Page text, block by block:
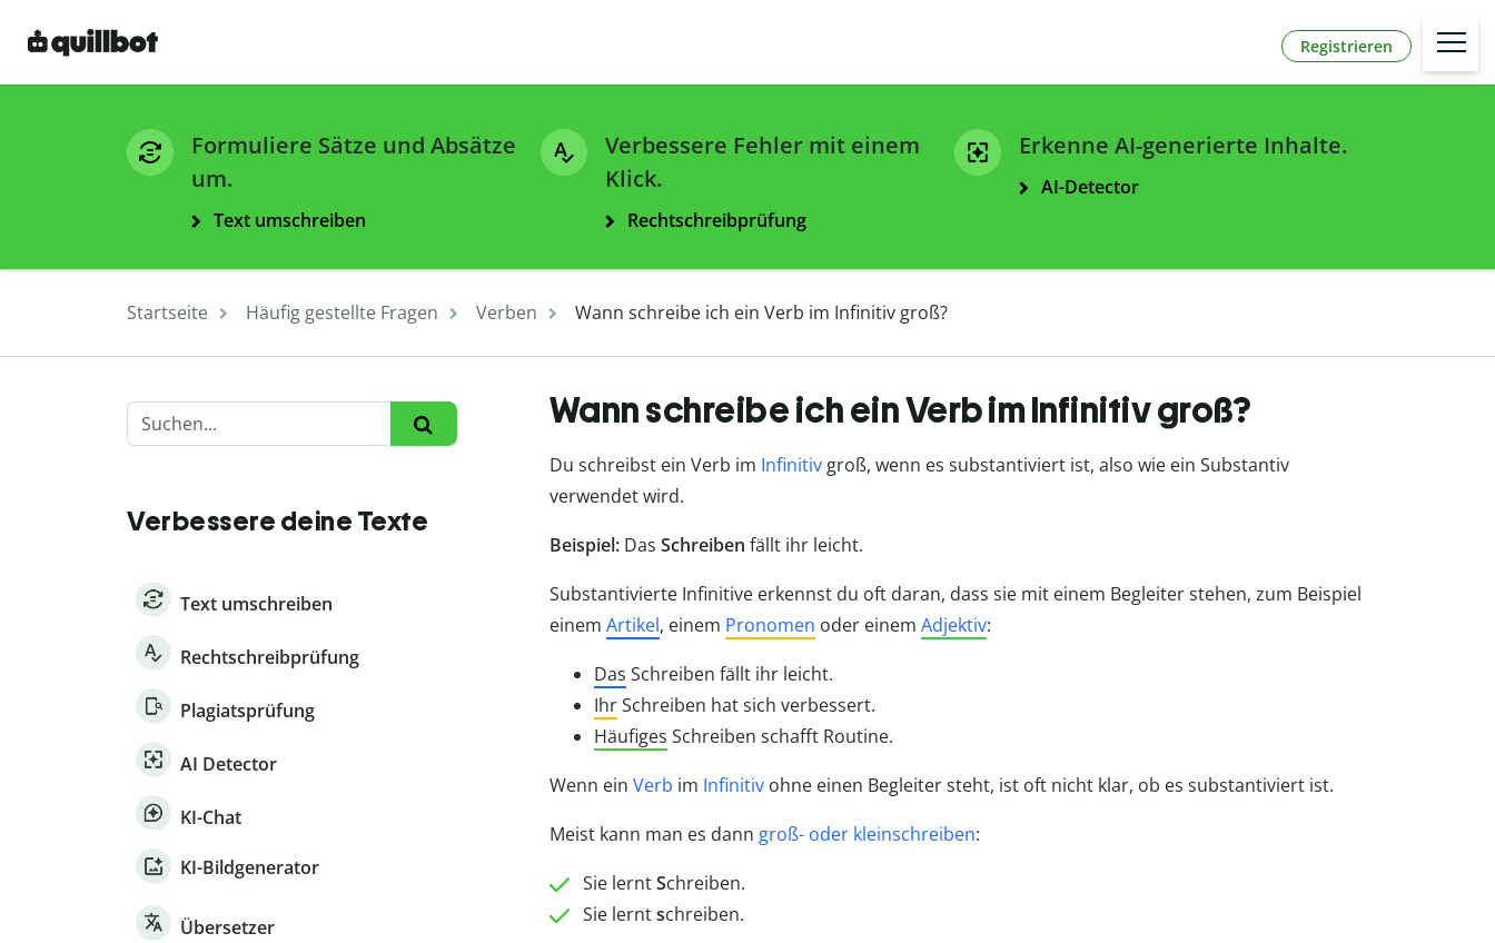
Registrieren
Formuliere Sätze und Absätze
um.
Text umschreiben
Verbessere Fehler mit einem
Klick.
Rechtschreibprüfung
Erkenne AI-generierte Inhalte.
AI-Detector
Startseite Häufig gestellte Fragen Verben Wann schreibe ich ein Verb im Infinitiv groß?
Verbessere deine Texte
Text umschreiben
Rechtschreibprüfung
Plagiatsprüfung
AI Detector
KI-Chat
KI-Bildgenerator
Übersetzer
Wann schreibe ich ein Verb im Infinitiv groß?
Du schreibst ein Verb im Infinitivgroß, wenn es substantiviert ist, also wie ein Substantiv
verwendet wird.
Beispiel: Das Schreiben fällt ihr leicht.
Substantivierte Infinitive erkennst du oft daran, dass sie mit einem Begleiter stehen, zum Beispiel
einem Artikel, einem Pronomen oder einem Adjektiv:
Das Schreiben fällt ihr leicht.
IhrSchreiben hat sich verbessert.
Häufiges Schreiben schafft Routine.
Wenn ein Verb im Infinitivohne einen Begleiter steht, ist oft nicht klar, ob es substantiviert ist.
Meist kann man es dann groß- oder kleinschreiben:
Sie lerntSchreiben.
Sie lerntschreiben.